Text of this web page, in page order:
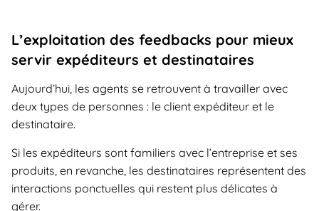
L’exploitation des feedbacks pour mieux
servir expéditeurs et destinataires
Aujourd’hui, les agents se retrouvent à travailler avec
deux types de personnes : le client expéditeur et le
destinataire.
Si les expéditeurs sont familiers avec l’entreprise et ses
produits, en revanche, les destinataires représentent des
interactions ponctuelles qui restent plus délicates à
gérer.